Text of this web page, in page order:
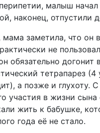
малыш начал
наконец, отпустили
заметила, что он
не
обязательно
тетрапарез
а позже и глухоту.
участия в жизни
жить к бабушке,
года её не стало.